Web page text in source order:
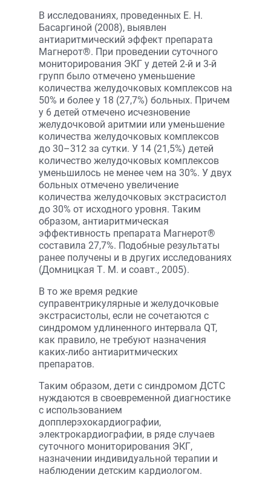
В исследованиях, проведенных Е. Н.
Басаргиной (2008), выявлен
антиаритмический эффект препарата
Магнерот®. При проведении суточного
мониторирования ЭКГ у детей 2-й и 3-й
групп было отмечено уменьшение
количества желудочковых комплексов на
50% и более у 18 (27,7%) больных. Причем
у 6 детей отмечено исчезновение
желудочковой аритмии или уменьшение
количества желудочковых комплексов
до 30–312 за сутки. У 14 (21,5%) детей
количество желудочковых комплексов
уменьшилось не менее чем на 30%. У двух
больных отмечено увеличение
количества желудочковых экстрасистол
до 30% от исходного уровня. Таким
образом, антиаритмическая
эффективность препарата Магнерот®
составила 27,7%. Подобные результаты
ранее получены и в других исследованиях
(Домницкая Т. М. и соавт., 2005).
В то же время редкие
суправентрикулярные и желудочковые
экстрасистолы, если не сочетаются с
синдромом удлиненного интервала QT,
как правило, не требуют назначения
каких-либо антиаритмических
препаратов.
Таким образом, дети с синдромом ДСТС
нуждаются в своевременной диагностике
с использованием
допплерэхокардиографии,
электрокардиографии, в ряде случаев
суточного мониторирования ЭКГ,
назначении индивидуальной терапии и
наблюдении детским кардиологом.